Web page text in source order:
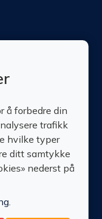
å forbedre din
trafikk
hvilke typer
ditt samtykke
nederst på
.